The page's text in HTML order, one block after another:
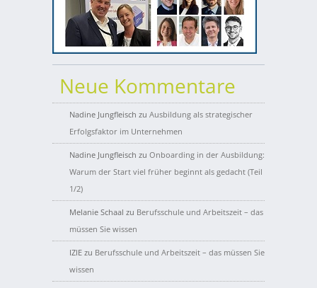
Neue Kommentare
Nadine Jungfleisch zu Ausbildung als strategischer
Erfolgsfaktor im Unternehmen
Nadine Jungfleisch zu Onboarding in der Ausbildung:
Warum der Start viel früher beginnt als gedacht (Teil
1/2)
Melanie Schaal zu Berufsschule und Arbeitszeit – das
müssen Sie wissen
IZIE zu Berufsschule und Arbeitszeit – das müssen Sie
wissen